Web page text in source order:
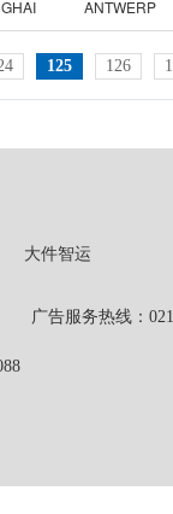
ANTWERP
125 126
大件智运
服务热线：021-